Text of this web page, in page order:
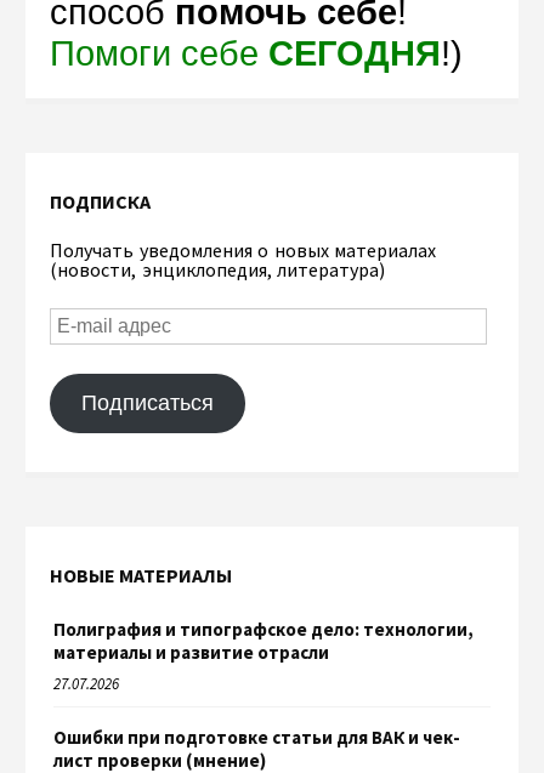
способ помочь себе!
Помоги себе СЕГОДНЯ!)
ПОДПИСКА
Получать уведомления о новых материалах
(новости, энциклопедия, литература)
Подписаться
НОВЫЕ МАТЕРИАЛЫ
Полиграфия и типографское дело: технологии,
материалы и развитие отрасли
27.07.2026
Ошибки при подготовке статьи для ВАК и чек-
лист проверки (мнение)